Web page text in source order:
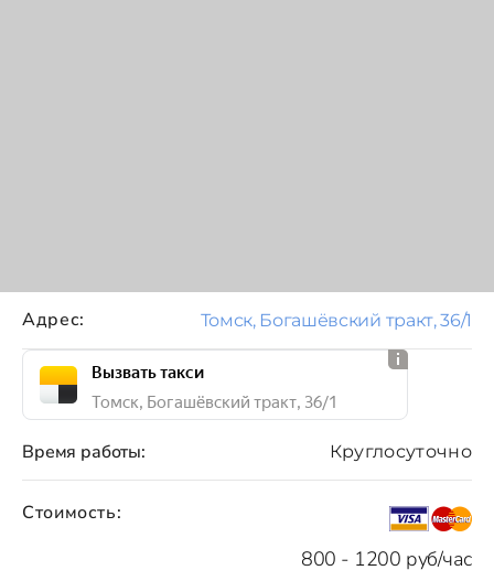
Стоимость:
800 - 1200 руб/час
Время работы: Круглосуточно
Адрес: Томск, Богашёвский тракт, 36/1
Вызвать такси
Томск, Богашёвский тракт, 36/1